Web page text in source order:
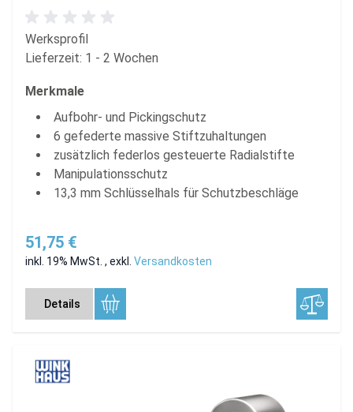
Werksprofil
Lieferzeit: 1 - 2 Wochen
Merkmale
Aufbohr- und Pickingschutz
6 gefederte massive Stiftzuhaltungen
zusätzlich federlos gesteuerte Radialstifte
Manipulationsschutz
13,3 mm Schlüsselhals für Schutzbeschläge
51,75 €
inkl. 19% MwSt. , exkl. Versandkosten
Details